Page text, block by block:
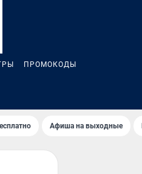
ПРОМОКОДЫ
Афиша на выходные